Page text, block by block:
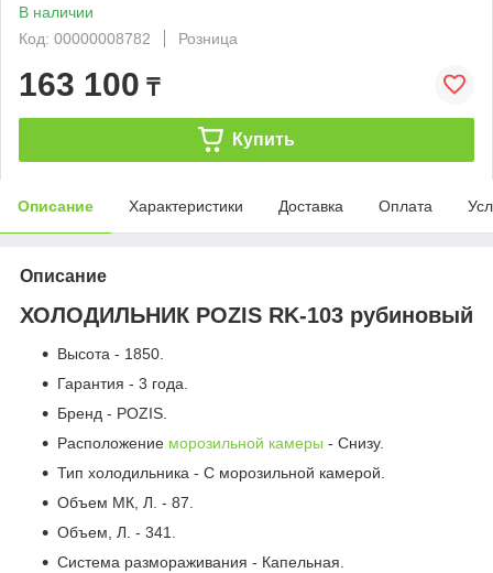
В наличии
Код: 00000008782
Розница
163 100 ₸
Купить
Описание Характеристики Доставка Оплата
Описание
ХОЛОДИЛЬНИК POZIS RK-103 рубиновый
Высота - 1850.
Гарантия - 3 года.
Бренд - POZIS.
Расположение морозильной камеры - Снизу.
Тип холодильника - С морозильной камерой.
Объем МК, Л. - 87.
Объем, Л. - 341.
Система размораживания - Капельная.